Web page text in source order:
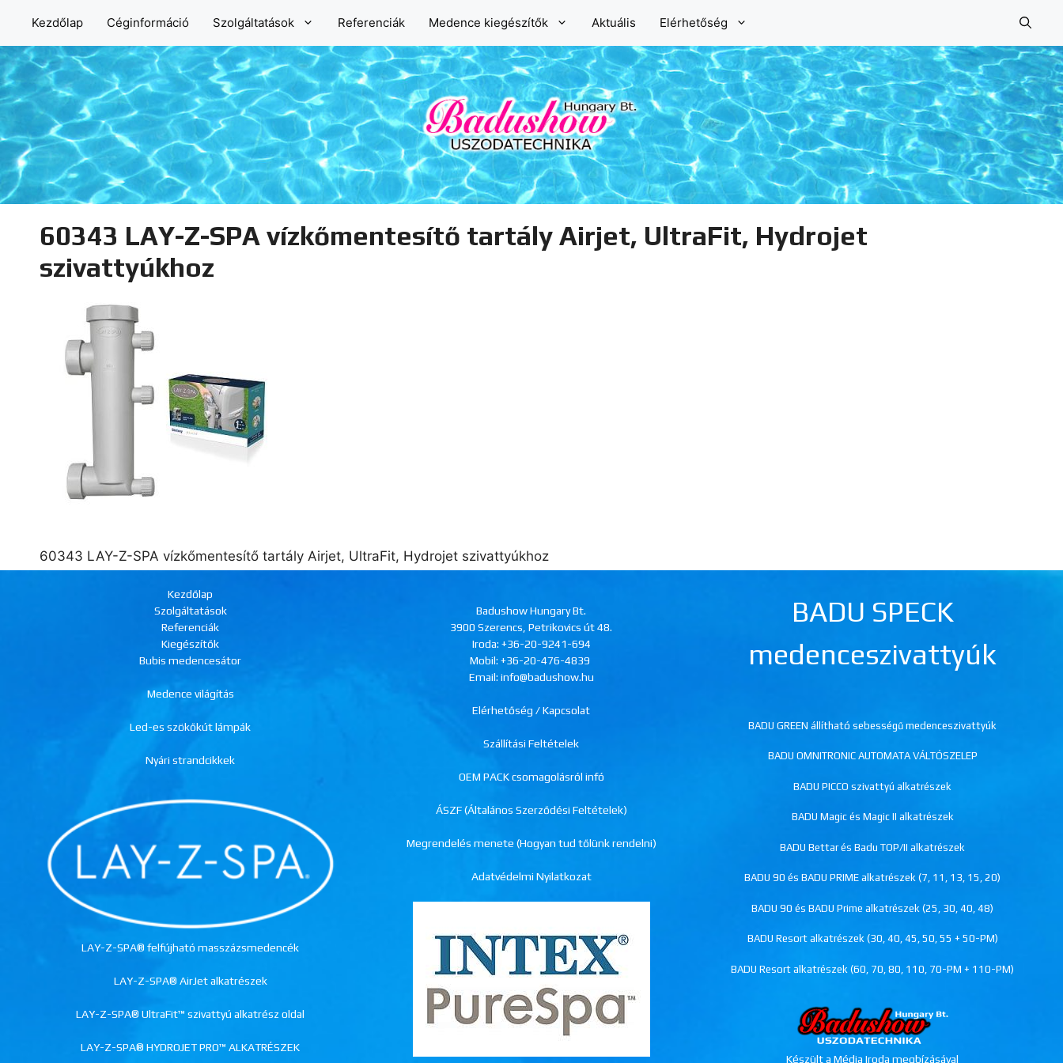
tartalomba
Kezdőlap Céginformáció Szolgáltatások Referenciák Medence kiegészítők Aktuális Elérhetőség
60343 LAY-Z-SPA vízkőmentesítő tartály Airjet, UltraFit, Hydrojet
szivattyúkhoz
60343 LAY-Z-SPA vízkőmentesítő tartály Airjet, UltraFit, Hydrojet szivattyúkhoz
Kezdőlap
Szolgáltatások
Referenciák
Kiegészítők
Bubis medencesátor
Medence világítás
Led-es szökőkút lámpák
Nyári strandcikkek
LAY-Z-SPA® felfújható masszázsmedencék
LAY-Z-SPA® AirJet alkatrészek
LAY-Z-SPA® UltraFit™ szivattyú alkatrész oldal
LAY-Z-SPA® HYDROJET PRO™ ALKATRÉSZEK
Badushow Hungary Bt.
3900 Szerencs, Petrikovics út 48.
Iroda: +36-20-9241-694
Mobil:+36-20-476-4839
Email: info@badushow.hu
Elérhetőség / Kapcsolat
Szállítási Feltételek
OEM PACK csomagolásról infó
ÁSZF (Általános Szerződési Feltételek)
Megrendelés menete (Hogyan tud tőlünk rendelni)
Adatvédelmi Nyilatkozat
BADU SPECK
medenceszivattyúk
BADU GREEN állítható sebességű medenceszivattyúk
BADU OMNITRONIC AUTOMATA VÁLTÓSZELEP
BADU PICCO szivattyú alkatrészek
BADU Magic és Magic II alkatrészek
BADU Bettar és Badu TOP/II alkatrészek
BADU 90 és BADU PRIME alkatrészek (7, 11, 13, 15, 20)
BADU 90 és BADU Prime alkatrészek (25, 30, 40, 48)
BADU Resort alkatrészek (30, 40, 45, 50, 55 + 50-PM)
BADU Resort alkatrészek (60, 70, 80, 110, 70-PM + 110-PM)
Készült a Média Iroda megbízásával